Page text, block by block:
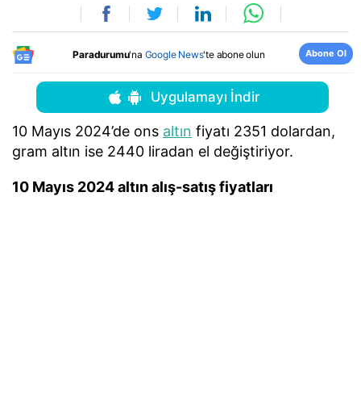
Paradurumu'na Google News'te abone olun Abone Ol
Uygulamayı İndir
10 Mayıs 2024’de ons altın fiyatı 2351 dolardan,
gram altın ise 2440 liradan el değiştiriyor.
10 Mayıs 2024 altın alış-satış fiyatları